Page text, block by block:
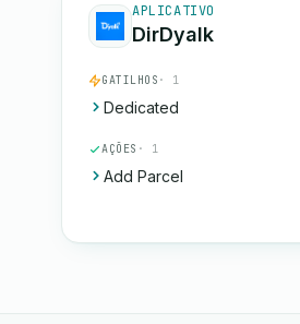
APLICATIVO
DirDyalk
GATILHOS · 1
Dedicated
AÇÕES · 1
Add Parcel